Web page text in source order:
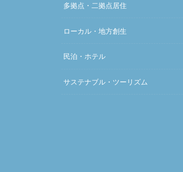
多拠点・二拠点居住
ローカル・地方創生
民泊・ホテル
サステナブル・ツーリズム